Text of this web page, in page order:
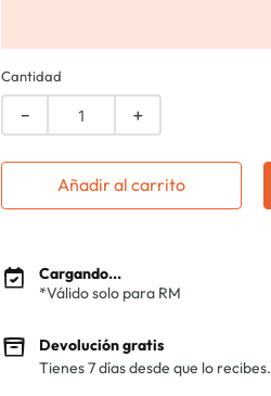
Cantidad
＋
－
Añadir al carrito
Cargando...
*Válido solo para RM
Devolución gratis
Tienes 7 días desde que lo recibes.